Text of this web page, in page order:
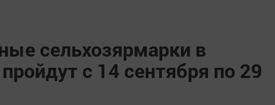
сельхозярмарки в
с 14 сентября по 29